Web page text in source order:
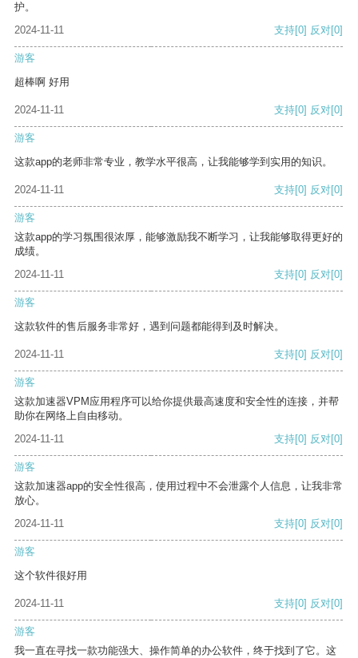
护。
2024-11-11
支持[0] 反对[0]
游客
超棒啊 好用
2024-11-11 支持[0] 反对[0]
游客
这款app的老师非常专业，教学水平很高，让我能够学到实用的知识。
2024-11-11 支持[0] 反对[0]
游客
这款app的学习氛围很浓厚，能够激励我不断学习，让我能够取得更好的
成绩。
2024-11-11
支持[0] 反对[0]
游客
这款软件的售后服务非常好，遇到问题都能得到及时解决。
2024-11-11 支持[0] 反对[0]
游客
这款加速器VPM应用程序可以给你提供最高速度和安全性的连接，并帮
助你在网络上自由移动。
2024-11-11
支持[0] 反对[0]
游客
这款加速器app的安全性很高，使用过程中不会泄露个人信息，让我非常
放心。
2024-11-11
支持[0] 反对[0]
游客
这个软件很好用
2024-11-11 支持[0] 反对[0]
游客
我一直在寻找一款功能强大、操作简单的办公软件，终于找到了它。这